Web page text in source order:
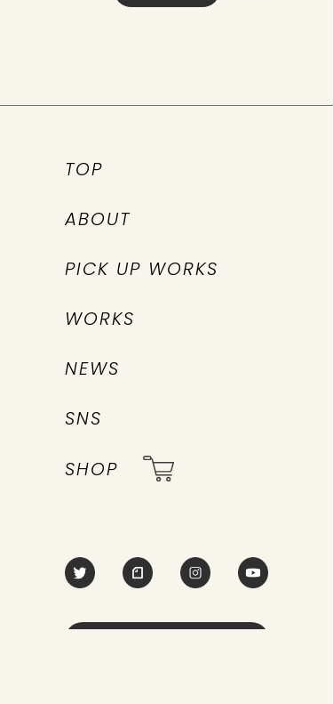
TOP
ABOUT
PICK UP WORKS
WORKS
NEWS
SNS
SHOP